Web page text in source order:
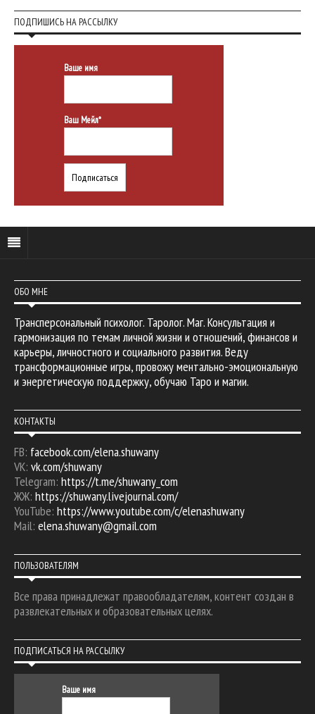
ПОДПИШИСЬ НА РАССЫЛКУ
Ваше имя
Ваш Мейл*
ОБО МНЕ
Трансперсональный психолог. Таролог. Маг. Консультация и
гармонизация по темам личной жизни и отношений, финансов и
карьеры, личностного и социального развития. Веду
трансформационные игры, провожу ментально-эмоциональную
и энергетическую поддержку, обучаю Таро и магии.
КОНТАКТЫ
FB: facebook.com/elena.shuwany
VK: vk.com/shuwany
Telegram: https://t.me/shuwany_com
ЖЖ: https://shuwany.livejournal.com/
YouTube: https://www.youtube.com/c/elenashuwany
Mail: elena.shuwany@gmail.com
ПОЛЬЗОВАТЕЛЯМ
Все права принадлежат правообладателям, контент создан в
развлекательных и образовательных целях.
ПОДПИСАТЬСЯ НА РАССЫЛКУ
Ваше имя